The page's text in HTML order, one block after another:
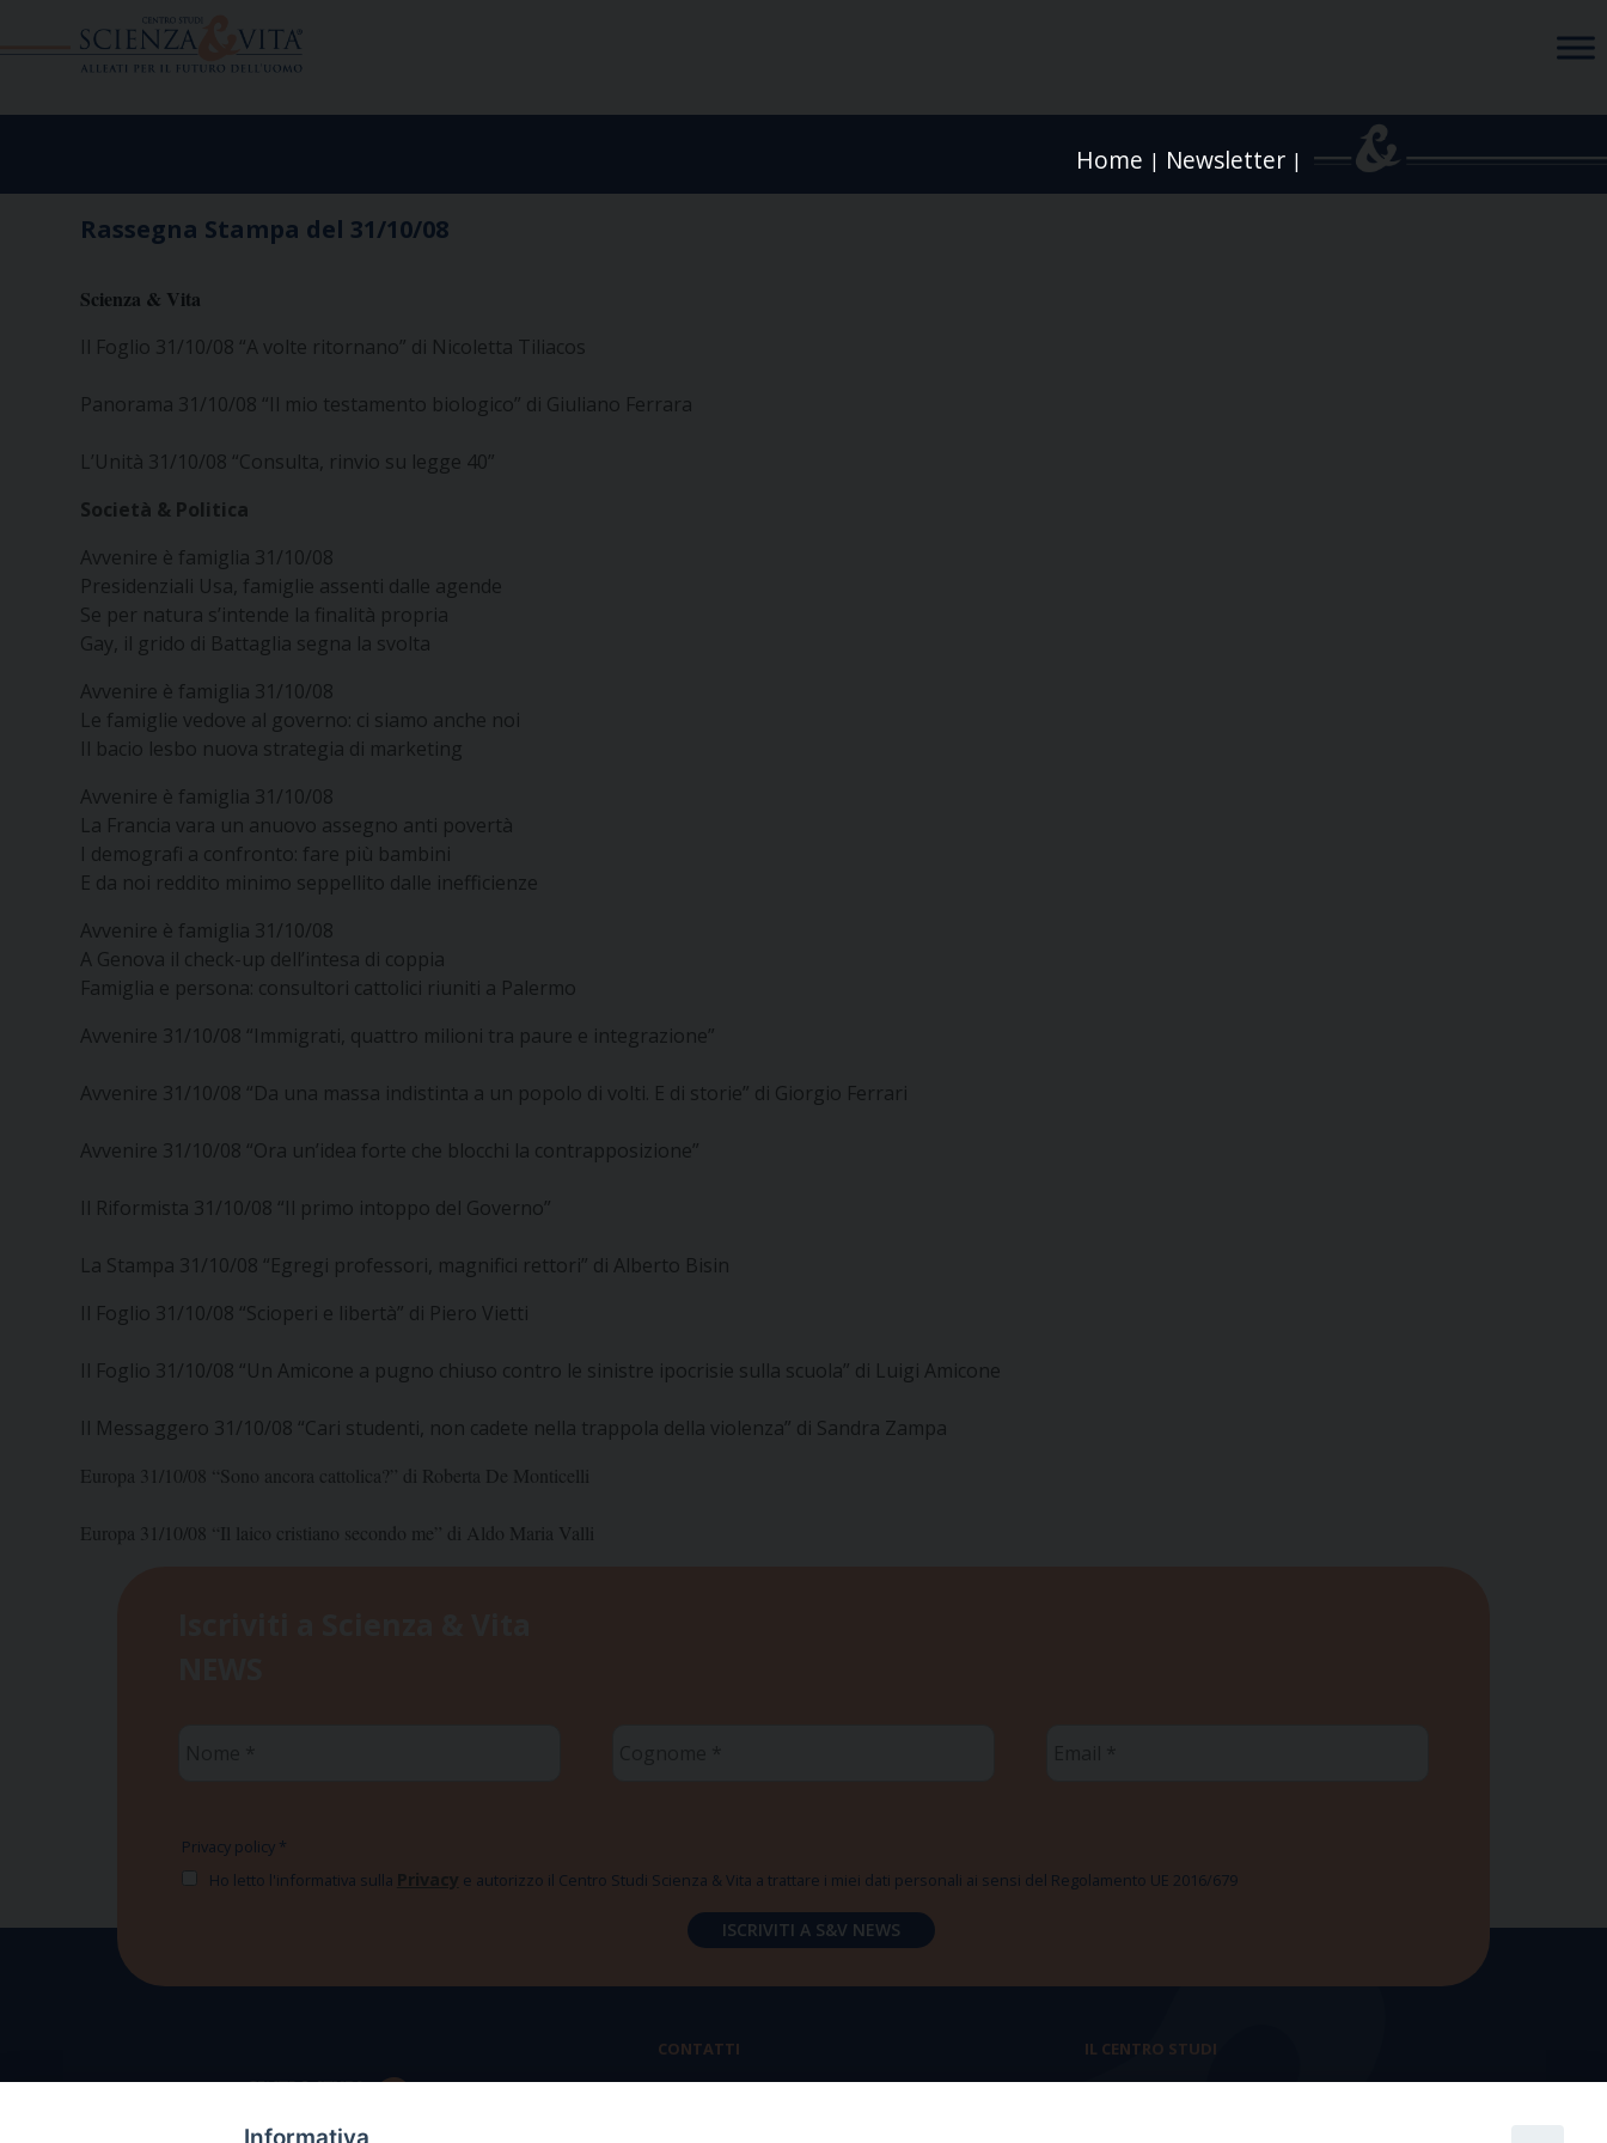
Home | Newsletter |
Rassegna Stampa del 31/10/08
Scienza & Vita
Il Foglio 31/10/08 “A volte ritornano” di Nicoletta Tiliacos
Panorama 31/10/08 “Il mio testamento biologico” di Giuliano Ferrara
L’Unità 31/10/08 “Consulta, rinvio su legge 40”
Società & Politica
Avvenire è famiglia 31/10/08
Presidenziali Usa, famiglie assenti dalle agende
Se per natura s’intende la finalità propria
Gay, il grido di Battaglia segna la svolta
Avvenire è famiglia 31/10/08
Le famiglie vedove al governo: ci siamo anche noi
Il bacio lesbo nuova strategia di marketing
Avvenire è famiglia 31/10/08
La Francia vara un anuovo assegno anti povertà
I demografi a confronto: fare più bambini
E da noi reddito minimo seppellito dalle inefficienze
Avvenire è famiglia 31/10/08
A Genova il check-up dell’intesa di coppia
Famiglia e persona: consultori cattolici riuniti a Palermo
Avvenire 31/10/08 “Immigrati, quattro milioni tra paure e integrazione”
Avvenire 31/10/08 “Da una massa indistinta a un popolo di volti. E di storie” di Giorgio Ferrari
Avvenire 31/10/08 “Ora un’idea forte che blocchi la contrapposizione”
Il Riformista 31/10/08 “Il primo intoppo del Governo”
La Stampa 31/10/08 “Egregi professori, magnifici rettori” di Alberto Bisin
Il Foglio 31/10/08 “Scioperi e libertà” di Piero Vietti
Il Foglio 31/10/08 “Un Amicone a pugno chiuso contro le sinistre ipocrisie sulla scuola” di Luigi Amicone
Il Messaggero 31/10/08 “Cari studenti, non cadete nella trappola della violenza” di Sandra Zampa
Europa 31/10/08 “Sono ancora cattolica?” di Roberta De Monticelli
Europa 31/10/08 “Il laico cristiano secondo me” di Aldo Maria Valli
Privacy policy *
Ho letto l'informativa sulla Privacy e autorizzo il Centro Studi Scienza & Vita a trattare i miei dati personali ai sensi del Regolamento UE 2016/679
CONTATTI IL CENTRO STUDI